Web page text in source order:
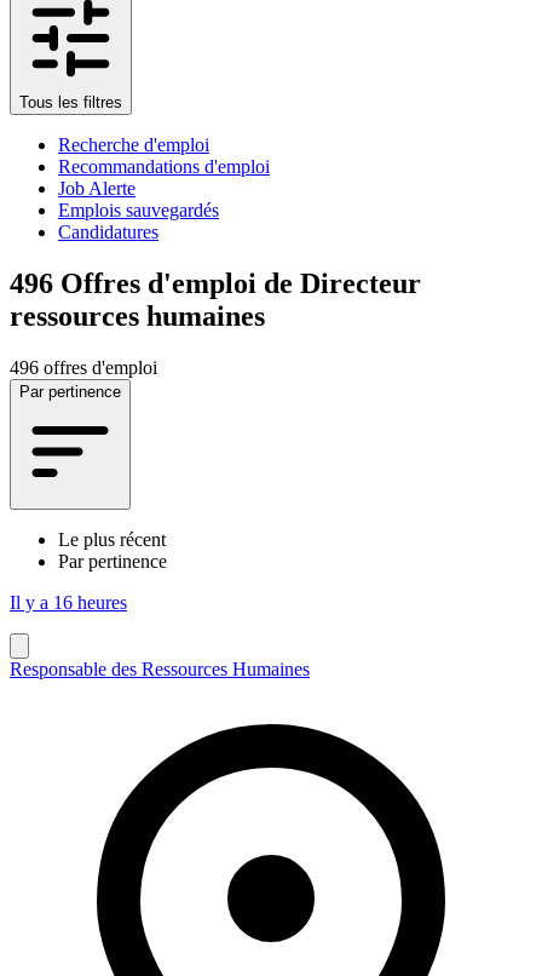
Tous les filtres
Recherche d'emploi
Recommandations d'emploi
Job Alerte
Emplois sauvegardés
Candidatures
496 Offres d'emploi de Directeur
ressources humaines
496 offres d'emploi
Par pertinence
Le plus récent
Par pertinence
Il y a 16 heures
Responsable des Ressources Humaines